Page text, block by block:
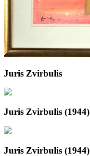
Juris Zvirbulis
Juris Zvirbulis (1944)
Juris Zvirbulis (1944)